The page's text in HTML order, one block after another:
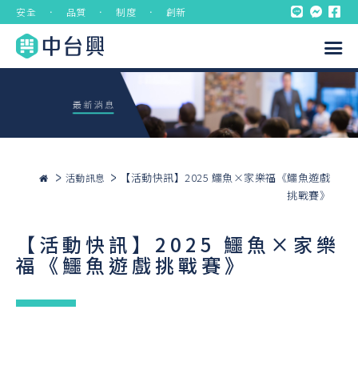
安全 ． 品質 ． 制度 ． 創新
活動訊息
【活動快訊】2025 鱷魚×家樂福《鱷魚遊戲
挑戰賽》
【活動快訊】2025 鱷魚×家樂
福《鱷魚遊戲挑戰賽》